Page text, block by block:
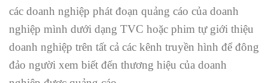
các doanh nghiệp phát đoạn quảng cáo của doanh
nghiệp mình dưới dạng TVC hoặc phim tự giới thiệu
doanh nghiệp trên tất cả các kênh truyền hình để đông
đảo người xem biết đến thương hiệu của doanh